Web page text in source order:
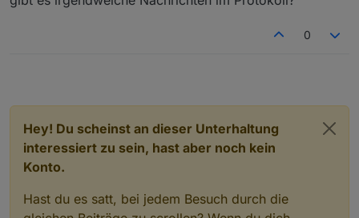
0
Hey! Du scheinst an dieser Unterhaltung
interessiert zu sein, hast aber noch kein
Konto.
Hast du es satt, bei jedem Besuch durch die